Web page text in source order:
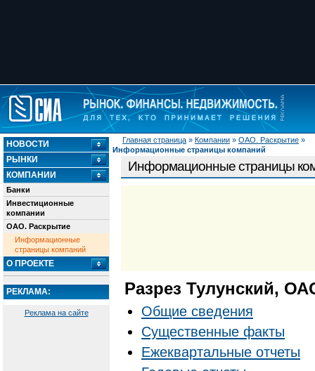
Главная страница » Компании » ОАО. Раскрытие »
Информационные страницы компаний
НОВОСТИ
РЫНКИ
КОМПАНИИ
Банки
Инвестиционные
компании
ОАО. Раскрытие
Информационные
страницы компаний
О ПРОЕКТЕ
РЕКЛАМА:
Реклама на сайте
Информационные страницы
Разрез Тулунский,
Общие сведения
Существенные факты
Ежеквартальные отчеты